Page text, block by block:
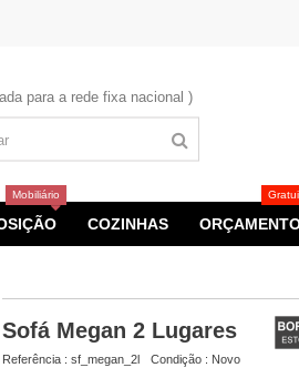
para a rede fixa nacional )
Mobiliário
COZINHAS
Sofá Megan 2 Lugares
Referência : sf_megan_2l Condição : Novo